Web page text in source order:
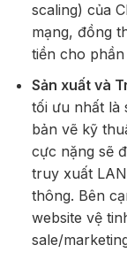
scaling) của
mạng, đồng
tiền cho
Sản xuất và
tối ưu nhất là
bản vẽ kỹ
cực nặng sẽ
truy xuất
thông. Bên
website vệ
sale/